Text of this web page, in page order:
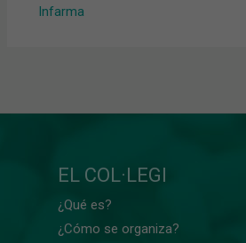
Infarma
EL COL·LEGI
¿Qué es?
¿Cómo se organiza?